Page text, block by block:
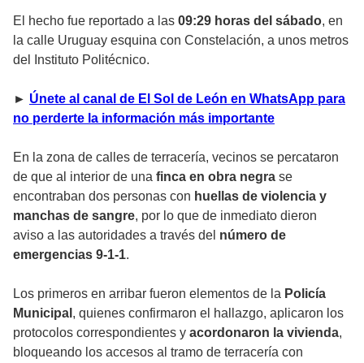
El hecho fue reportado a las 09:29 horas del sábado, en
la calle Uruguay esquina con Constelación, a unos metros
del Instituto Politécnico.
► Únete al canal de El Sol de León en WhatsApp para
no perderte la información más importante
En la zona de calles de terracería, vecinos se percataron
de que al interior de una finca en obra negra se
encontraban dos personas con huellas de violencia y
manchas de sangre, por lo que de inmediato dieron
aviso a las autoridades a través del número de
emergencias 9-1-1.
Los primeros en arribar fueron elementos de la Policía
Municipal , quienes confirmaron el hallazgo, aplicaron los
protocolos correspondientes y acordonaron la vivienda,
bloqueando los accesos al tramo de terracería con